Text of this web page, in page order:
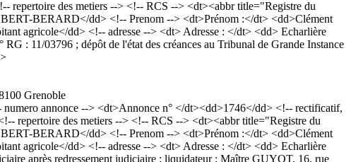
des metiers --> <!-- RCS --> <dt><abbr title="Registre du
BERARD</dd> <!-- Prenom --> <dt>Prénom :</dt> <dd>Clément
agricole</dd> <!-- adresse --> <dt> Adresse : </dt> <dd> Echarlière
: 11/03796 ; dépôt de l'état des créances au Tribunal de Grande Instance
Grenoble
annonce --> <dt>Annonce n° </dt><dd>1746</dd> <!-- rectificatif,
repertoire des metiers --> <!-- RCS --> <dt><abbr title="Registre du
BERARD</dd> <!-- Prenom --> <dt>Prénom :</dt> <dd>Clément
agricole</dd> <!-- adresse --> <dt> Adresse : </dt> <dd> Echarlière
après redressement judiciaire ; liquidateur : Maître GUYOT, 16, rue